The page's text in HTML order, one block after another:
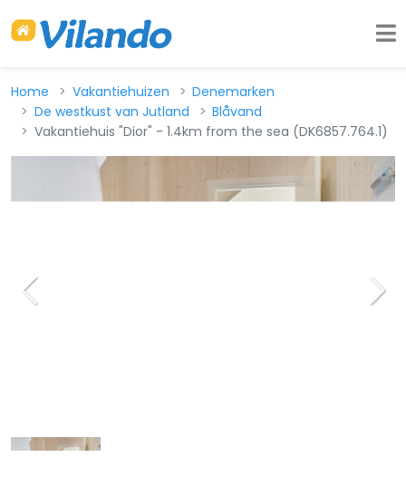
Home Vakantiehuizen
Denemarken
De westkust van Jutland
Blåvand
Vakantiehuis "Dior" - 1.4km from the sea (DK6857.764.1)